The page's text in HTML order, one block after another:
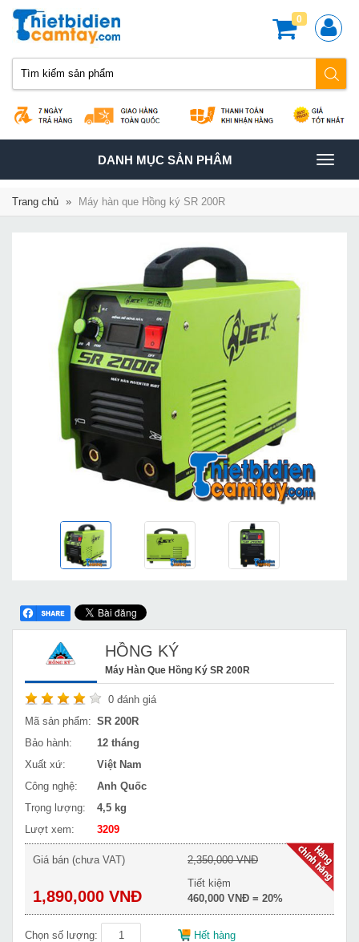
0
TOGGLE
NAVIGATION
DANH MỤC SẢN PHÂM
Trang chủ » Máy hàn que Hồng ký SR 200R
HỒNG KÝ
Máy Hàn Que Hồng Ký SR 200R
0 đánh giá
Mã sản phẩm: SR 200R
Bảo hành:
12 tháng
Xuất xứ:
Việt Nam
Công nghệ:
Anh Quốc
Trọng lượng:
4,5 kg
Lượt xem:
3209
Giá bán (chưa VAT)
1,890,000 VNĐ
2,350,000 VNĐ
Tiết kiệm
460,000 VNĐ = 20%
Chọn số lượng: Hết hàng